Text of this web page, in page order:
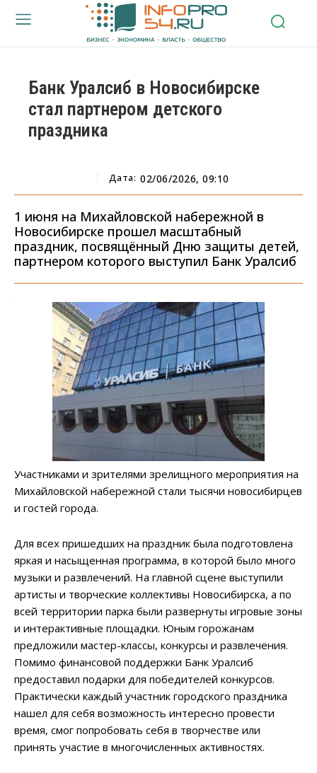
Банк Уралсиб в Новосибирске
стал партнером детского
праздника
Дата: 02/06/2026, 09:10
1 июня на Михайловской набережной в
Новосибирске прошел масштабный
праздник, посвящённый Дню защиты детей,
партнером которого выступил Банк Уралсиб
Участниками и зрителями зрелищного мероприятия на
Михайловской набережной стали тысячи новосибирцев
и гостей города.
Для всех пришедших на праздник была подготовлена
яркая и насыщенная программа, в которой было много
музыки и развлечений. На главной сцене выступили
артисты и творческие коллективы Новосибирска, а по
всей территории парка были развернуты игровые зоны
и интерактивные площадки. Юным горожанам
предложили мастер-классы, конкурсы и развлечения.
Помимо финансовой поддержки Банк Уралсиб
предоставил подарки для победителей конкурсов.
Практически каждый участник городского праздника
нашел для себя возможность интересно провести
время, смог попробовать себя в творчестве или
принять участие в многочисленных активностях.